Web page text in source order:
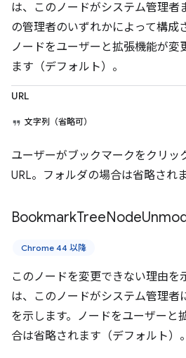
は、このノードがシステム管理者
の管理者のいずれかによって構成
ノードをユーザーと拡張機能が変
ます（デフォルト）。
URL
文字列（省略可）
ユーザーがブックマークをクリッ
URL。フォルダの場合は省略されま
BookmarkTreeNode
Chrome 44 以降
このノードを変更できない理由を
は、このノードがシステム管理者
を示します。ノードをユーザーと
合は省略されます（デフォルト）。